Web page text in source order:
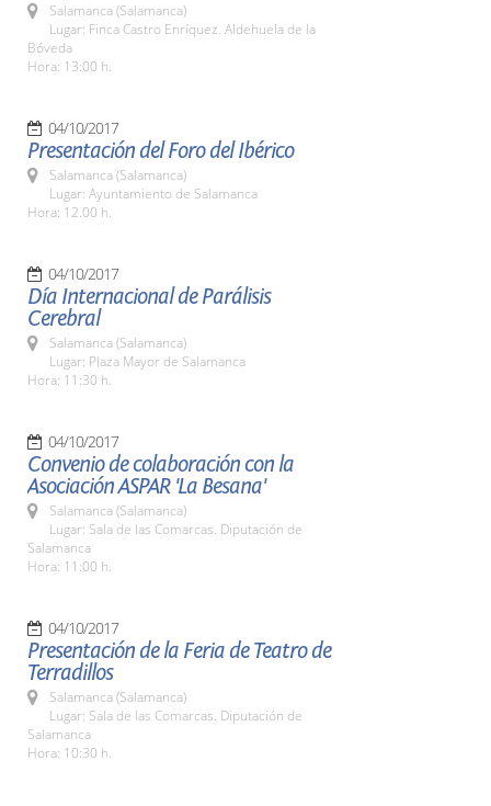
Salamanca (Salamanca)
Lugar: Finca Castro Enríquez. Aldehuela de la
Bóveda
Hora: 13:00 h.
04/10/2017
Presentación del Foro del Ibérico
Salamanca (Salamanca)
Lugar: Ayuntamiento de Salamanca
Hora: 12.00 h.
04/10/2017
Día Internacional de Parálisis
Cerebral
Salamanca (Salamanca)
Lugar: Plaza Mayor de Salamanca
Hora: 11:30 h.
04/10/2017
Convenio de colaboración con la
Asociación ASPAR 'La Besana'
Salamanca (Salamanca)
Lugar: Sala de las Comarcas. Diputación de
Salamanca
Hora: 11:00 h.
04/10/2017
Presentación de la Feria de Teatro de
Terradillos
Salamanca (Salamanca)
Lugar: Sala de las Comarcas. Diputación de
Salamanca
Hora: 10:30 h.